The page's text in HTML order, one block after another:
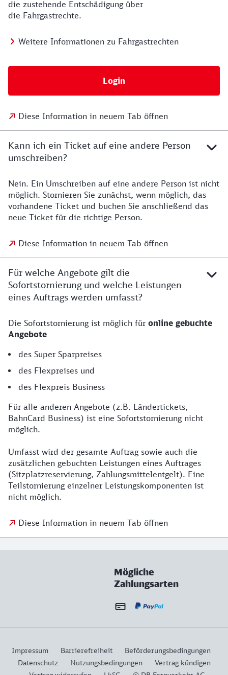
die zustehende Entschädigung über
die Fahrgastrechte.
Weitere Informationen zu Fahrgastrechten
Login
Diese Information in neuem Tab öffnen
Kann ich ein Ticket auf eine andere Person
umschreiben?
Nein. Ein Umschreiben auf eine andere Person ist nicht
möglich. Stornieren Sie zunächst, wenn möglich, das
vorhandene Ticket und buchen Sie anschließend das
neue Ticket für die richtige Person.
Diese Information in neuem Tab öffnen
Für welche Angebote gilt die
Sofortstornierung und welche Leistungen
eines Auftrags werden umfasst?
Die Sofortstornierung ist möglich für online gebuchte
Angebote
des Super Sparpreises
des Flexpreises und
des Flexpreis Business
Für alle anderen Angebote (z.B. Ländertickets,
BahnCard Business) ist eine Sofortstornierung nicht
möglich.
Umfasst wird der gesamte Auftrag sowie auch die
zusätzlichen gebuchten Leistungen eines Auftrages
(Sitzplatzreservierung, Zahlungsmittelentgelt). Eine
Teilstornierung einzelner Leistungskomponenten ist
nicht möglich.
Diese Information in neuem Tab öffnen
Mögliche
Zahlungsarten
Impressum Barrierefreiheit
Beförderungsbedingungen
Datenschutz
Nutzungsbedingungen
Vertrag kündigen